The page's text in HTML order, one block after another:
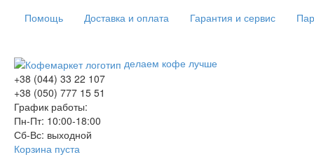
Помощь Доставка и оплата Гарантия и сервис
делаем кофе лучше
+38 (044) 33 22 107
+38 (050) 777 15 51
График работы:
Пн-Пт: 10:00-18:00
Сб-Вс: выходной
Корзина пуста